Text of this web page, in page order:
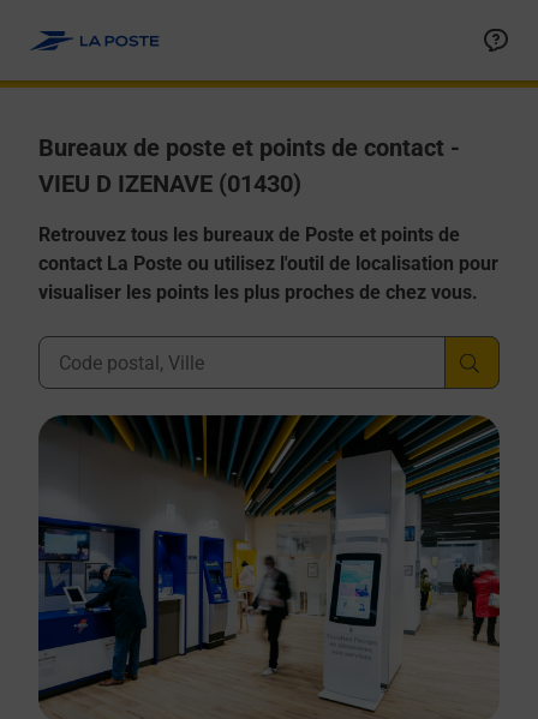
Bureaux de poste et points de contact -
VIEU D IZENAVE (01430)
Retrouvez tous les bureaux de Poste et points de
contact La Poste ou utilisez l'outil de localisation pour
visualiser les points les plus proches de chez vous.
Ville, Département, Code Postal